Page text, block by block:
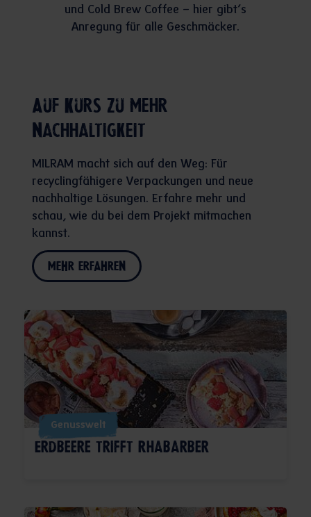
und Cold Brew Coffee – hier gibt’s
Anregung für alle Geschmäcker.
Auf Kurs zu mehr
Nachhaltigkeit
MILRAM macht sich auf den Weg: Für
recyclingfähigere Verpackungen und neue
nachhaltige Lösungen. Erfahre mehr und
schau, wie du bei dem Projekt mitmachen
kannst.
MEHR ERFAHREN
Genusswelt
Erdbeere trifft Rhabarber